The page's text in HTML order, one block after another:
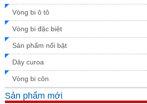
Vòng bi ô tô
Vòng bi đặc biệt
Sản phẩm nổi bật
Dây curoa
Vòng bi côn
Sản phẩm mới